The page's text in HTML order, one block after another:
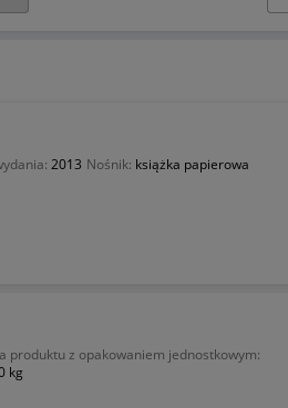
2013 Nośnik: książka papierowa
produktu z opakowaniem jednostkowym:
kg